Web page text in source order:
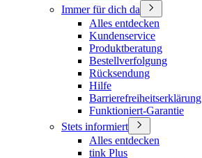
Immer für dich da
Alles entdecken
Kundenservice
Produktberatung
Bestellverfolgung
Rücksendung
Hilfe
Barrierefreiheitserklärung
Funktioniert-Garantie
Stets informiert
Alles entdecken
tink Plus